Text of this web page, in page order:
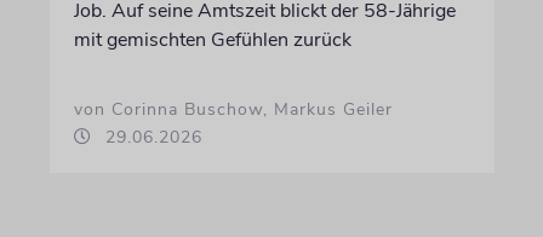
Job. Auf seine Amtszeit blickt der 58-Jährige
mit gemischten Gefühlen zurück
von Corinna Buschow, Markus Geiler
29.06.2026